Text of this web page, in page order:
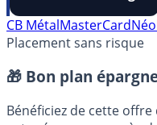
⭐️ Suivre sur Google
CB MétalMasterCard
Placement sans risque
🎁 Bon plan